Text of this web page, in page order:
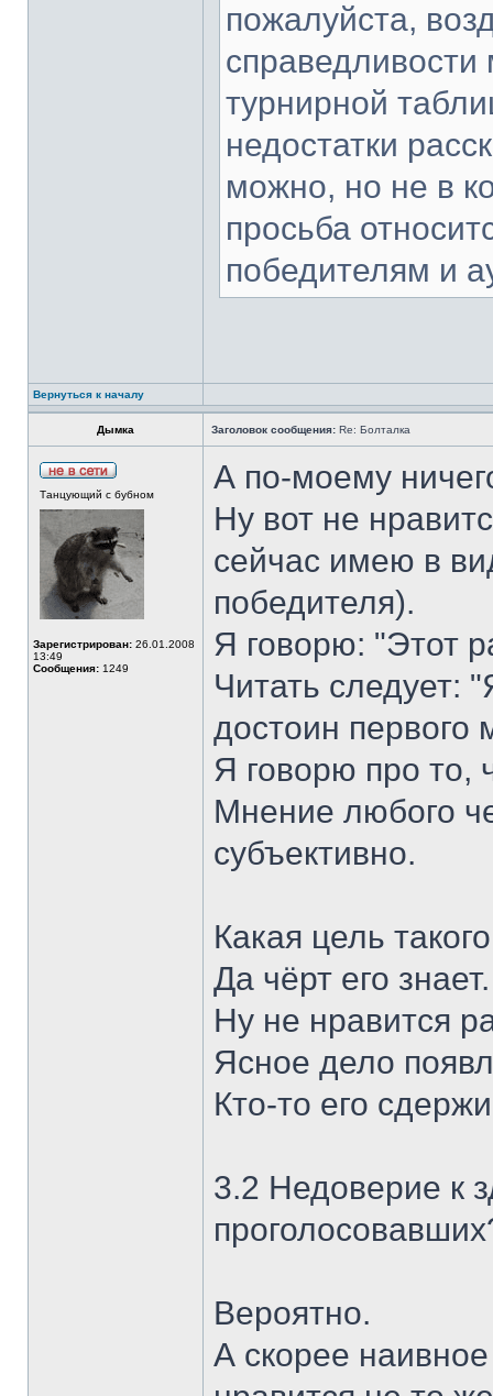
пожалуйста,
справедливости
турнирной
недостатки
можно, но не в
просьба
победителям и
Вернуться к началу
Дымка Заголовок сообщения: Re: Болталка
Танцующий с бубном
Зарегистрирован: 26.01.2008
13:49
Сообщения: 1249
А по-моему
Ну вот не
сейчас имею в
победителя).
Я говорю: "Этот
Читать следует:
достоин первого
Я говорю про то,
Мнение любого
субъективно.
Какая цель
Да чёрт его знает.
Ну не нравится
Ясное дело
Кто-то его
3.2 Недоверие к
Вероятно.
А скорее